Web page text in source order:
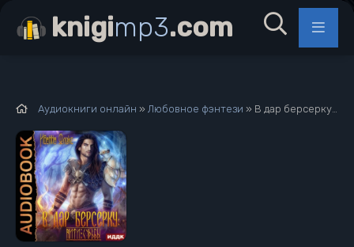
Аудиокниги онлайн » Любовное фэнтези » В дар берсерку: нити судьбы - Иванна Флокс
knigimp3.com